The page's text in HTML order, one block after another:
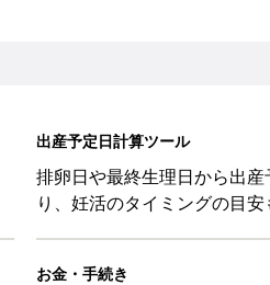
出産予定日計算ツール
排卵日や最終生理日から出
り、妊活のタイミングの目安
お金・手続き